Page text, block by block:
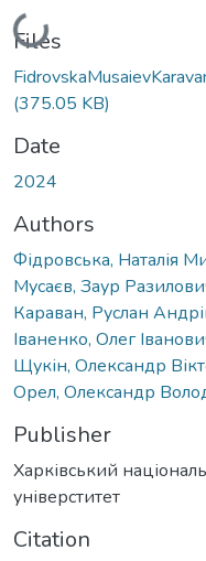
Loading...
Files
(375.05 KB)
Date
2024
Authors
Фідровська, Наталія
Мусаєв, Заур
Караван, Руслан
Іваненко, Олег
Щукін, Олександр
Орел, Олександр
Publisher
Харківський
універститет
Citation